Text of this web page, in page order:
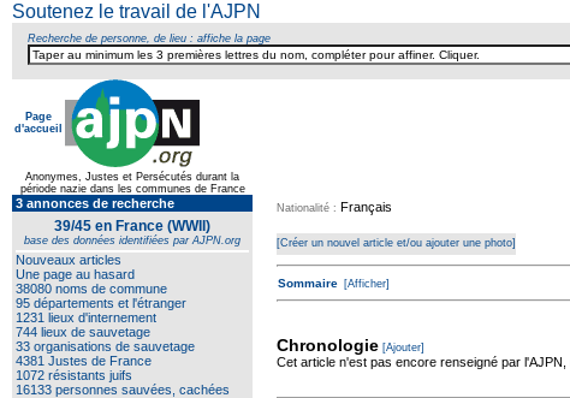
Soutenez le travail de l'AJPN
Recherche de personne, de lieu : affiche la page
Page
d'accueil
Anonymes, Justes et Persécutés durant la
période nazie dans les communes de France
3 annonces de recherche
39/45 en France (WWII)
base des données identifiées par AJPN.org
Nouveaux articles
Une page au hasard
38080 noms de commune
95 départements et l'étranger
1231 lieux d'internement
744 lieux de sauvetage
33 organisations de sauvetage
4381 Justes de France
1072 résistants juifs
16133 personnes sauvées, cachées
Nationalité : Français
[Créer un nouvel article et/ou ajouter une photo]
Sommaire [Afficher]
Chronologie [Ajouter]
Cet article n'est pas encore renseigné par